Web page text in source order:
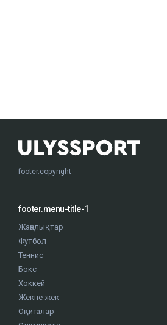
footer.copyright
footer.menu-title-1
Жаңалықтар
Футбол
Теннис
Бокс
Хоккей
Жекпе жек
Оқиғалар